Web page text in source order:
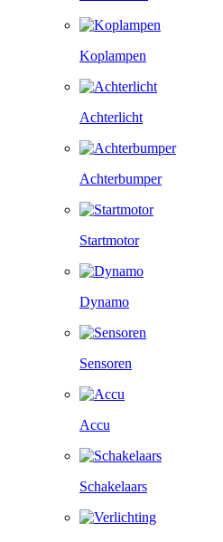
Koplampen
Achterlicht
Achterbumper
Startmotor
Dynamo
Sensoren
Accu
Schakelaars